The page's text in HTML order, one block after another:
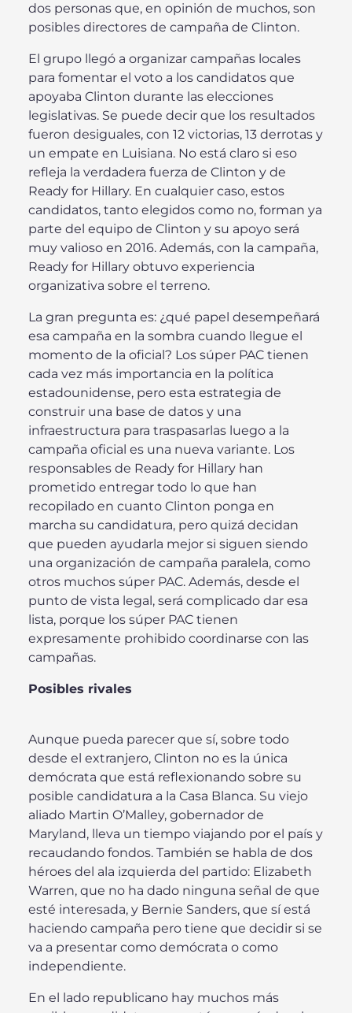
dos personas que, en opinión de muchos, son
posibles directores de campaña de Clinton.
El grupo llegó a organizar campañas locales
para fomentar el voto a los candidatos que
apoyaba Clinton durante las elecciones
legislativas. Se puede decir que los resultados
fueron desiguales, con 12 victorias, 13 derrotas y
un empate en Luisiana. No está claro si eso
refleja la verdadera fuerza de Clinton y de
Ready for Hillary. En cualquier caso, estos
candidatos, tanto elegidos como no, forman ya
parte del equipo de Clinton y su apoyo será
muy valioso en 2016. Además, con la campaña,
Ready for Hillary obtuvo experiencia
organizativa sobre el terreno.
La gran pregunta es: ¿qué papel desempeñará
esa campaña en la sombra cuando llegue el
momento de la oficial? Los súper PAC tienen
cada vez más importancia en la política
estadounidense, pero esta estrategia de
construir una base de datos y una
infraestructura para traspasarlas luego a la
campaña oficial es una nueva variante. Los
responsables de Ready for Hillary han
prometido entregar todo lo que han
recopilado en cuanto Clinton ponga en
marcha su candidatura, pero quizá decidan
que pueden ayudarla mejor si siguen siendo
una organización de campaña paralela, como
otros muchos súper PAC. Además, desde el
punto de vista legal, será complicado dar esa
lista, porque los súper PAC tienen
expresamente prohibido coordinarse con las
campañas.
Posibles rivales
Aunque pueda parecer que sí, sobre todo
desde el extranjero, Clinton no es la única
demócrata que está reflexionando sobre su
posible candidatura a la Casa Blanca. Su viejo
aliado Martin O’Malley, gobernador de
Maryland, lleva un tiempo viajando por el país y
recaudando fondos. También se habla de dos
héroes del ala izquierda del partido: Elizabeth
Warren, que no ha dado ninguna señal de que
esté interesada, y Bernie Sanders, que sí está
haciendo campaña pero tiene que decidir si se
va a presentar como demócrata o como
independiente.
En el lado republicano hay muchos más